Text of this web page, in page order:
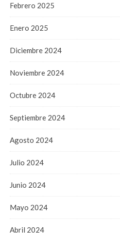
Febrero 2025
Enero 2025
Diciembre 2024
Noviembre 2024
Octubre 2024
Septiembre 2024
Agosto 2024
Julio 2024
Junio 2024
Mayo 2024
Abril 2024